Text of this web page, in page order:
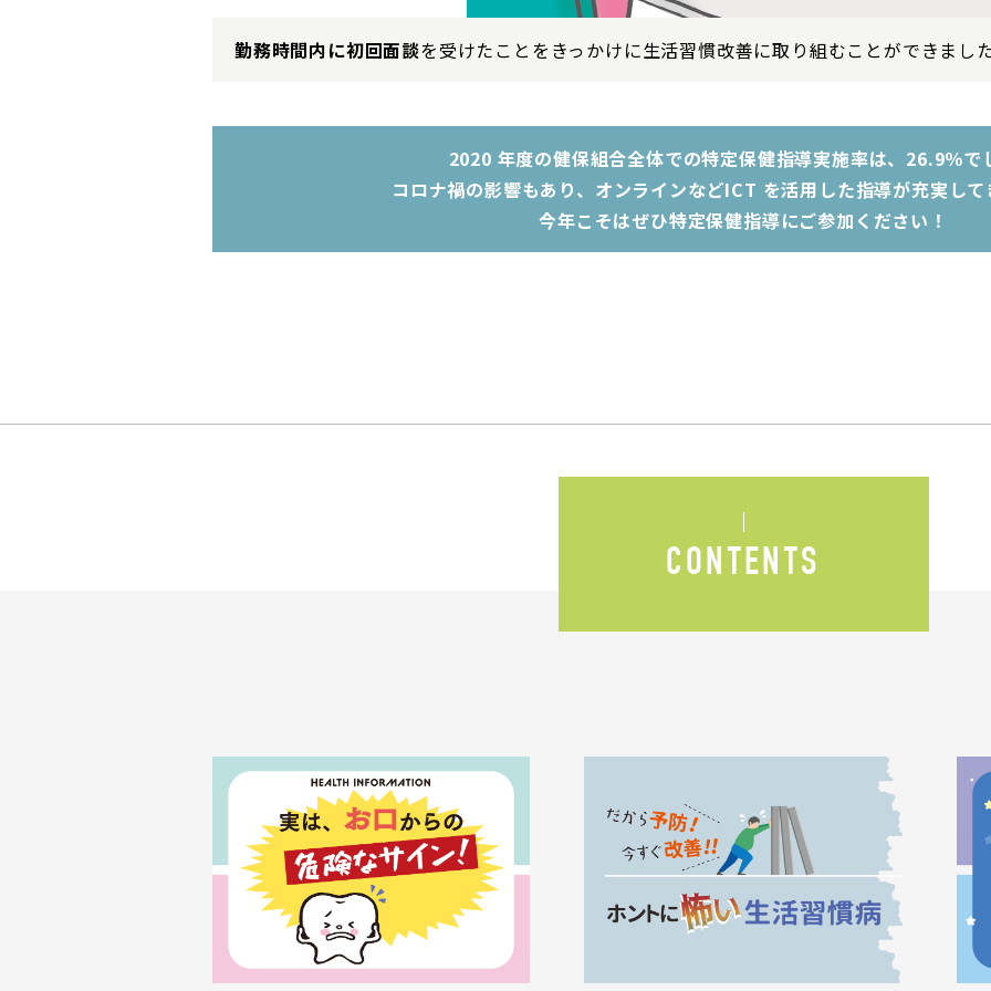
勤務時間内に初回面談を受けたことをきっかけに生活習慣改善に取り組むことができまし
2020 年度の健保組合全体での特定保健指導実施率は、26.9％で
コロナ禍の影響もあり、オンラインなどICT を活用した指導が充実して
今年こそはぜひ特定保健指導にご参加ください！
CONTENTS